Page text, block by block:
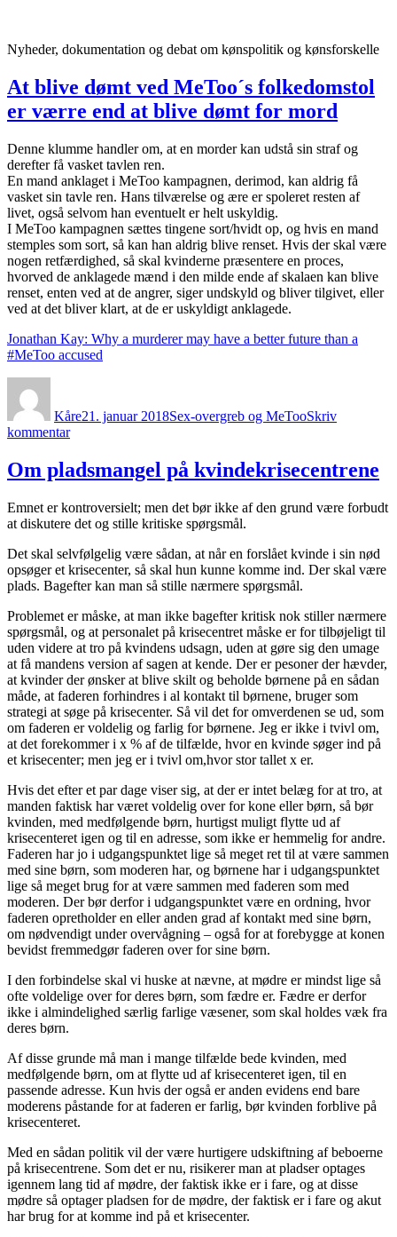
indhold
Nyheder, dokumentation og debat om kønspolitik og kønsforskelle
At blive dømt ved MeToo´s folkedomstol
er værre end at blive dømt for mord
Denne klumme handler om, at en morder kan udstå sin straf og
derefter få vasket tavlen ren.
En mand anklaget i MeToo kampagnen, derimod, kan aldrig få
vasket sin tavle ren. Hans tilværelse og ære er spoleret resten af
livet, også selvom han eventuelt er helt uskyldig.
I MeToo kampagnen sættes tingene sort/hvidt op, og hvis en mand
stemples som sort, så kan han aldrig blive renset. Hvis der skal være
nogen retfærdighed, så skal kvinderne præsentere en proces,
hvorved de anklagede mænd i den milde ende af skalaen kan blive
renset, enten ved at de angrer, siger undskyld og bliver tilgivet, eller
ved at det bliver klart, at de er uskyldigt anklagede.
Jonathan Kay: Why a murderer may have a better future than a
#MeToo accused
Kåre21. januar 2018Sex-overgreb og MeTooSkriv
kommentartil
blive
dømt
MeToo
´s
er
værre
end
blive
dømt
for
mord
Om pladsmangel på kvindekrisecentrene
Emnet er kontroversielt; men det bør ikke af den grund være forbudt
at diskutere det og stille kritiske spørgsmål.
Det skal selvfølgelig være sådan, at når en forslået kvinde i sin nød
opsøger et krisecenter, så skal hun kunne komme ind. Der skal være
plads. Bagefter kan man så stille nærmere spørgsmål.
Problemet er måske, at man ikke bagefter kritisk nok stiller nærmere
spørgsmål, og at personalet på krisecentret måske er for tilbøjeligt til
uden videre at tro på kvindens udsagn, uden at gøre sig den umage
at få mandens version af sagen at kende. Der er pesoner der hævder,
at kvinder der ønsker at blive skilt og beholde børnene på en sådan
måde, at faderen forhindres i al kontakt til børnene, bruger som
strategi at søge på krisecenter. Så vil det for omverdenen se ud, som
om faderen er voldelig og farlig for børnene. Jeg er ikke i tvivl om,
at det forekommer i x % af de tilfælde, hvor en kvinde søger ind på
et krisecenter; men jeg er i tvivl om,hvor stor tallet x er.
Hvis det efter et par dage viser sig, at der er intet belæg for at tro, at
manden faktisk har været voldelig over for kone eller børn, så bør
kvinden, med medfølgende børn, hurtigst muligt flytte ud af
krisecenteret igen og til en adresse, som ikke er hemmelig for andre.
Faderen har jo i udgangspunktet lige så meget ret til at være sammen
med sine børn, som moderen har, og børnene har i udgangspunktet
lige så meget brug for at være sammen med faderen som med
moderen. Der bør derfor i udgangspunktet være en ordning, hvor
faderen opretholder en eller anden grad af kontakt med sine børn,
om nødvendigt under overvågning – også for at forebygge at konen
bevidst fremmedgør faderen over for sine børn.
I den forbindelse skal vi huske at nævne, at mødre er mindst lige så
ofte voldelige over for deres børn, som fædre er. Fædre er derfor
ikke i almindelighed særlig farlige væsener, som skal holdes væk fra
deres børn.
Af disse grunde må man i mange tilfælde bede kvinden, med
medfølgende børn, om at flytte ud af krisecenteret igen, til en
passende adresse. Kun hvis der også er anden evidens end bare
moderens påstande for at faderen er farlig, bør kvinden forblive på
krisecenteret.
Med en sådan politik vil der være hurtigere udskiftning af beboerne
på krisecentrene. Som det er nu, risikerer man at pladser optages
igennem lang tid af mødre, der faktisk ikke er i fare, og at disse
mødre så optager pladsen for de mødre, der faktisk er i fare og akut
har brug for at komme ind på et krisecenter.